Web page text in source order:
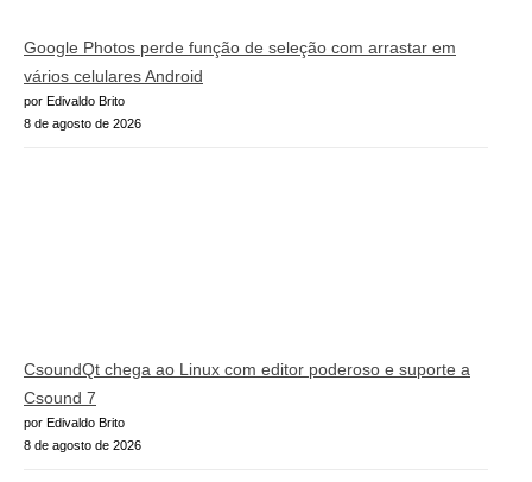
Google Photos perde função de seleção com arrastar em
vários celulares Android
por Edivaldo Brito
8 de agosto de 2026
CsoundQt chega ao Linux com editor poderoso e suporte a
Csound 7
por Edivaldo Brito
8 de agosto de 2026